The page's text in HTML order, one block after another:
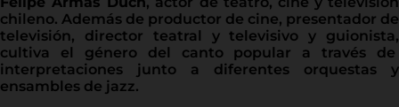
chileno. Además de productor de cine, presentador de
televisión, director teatral y televisivo y guionista,
cultiva el género del canto popular a través de
interpretaciones junto a diferentes orquestas y
ensambles de jazz.